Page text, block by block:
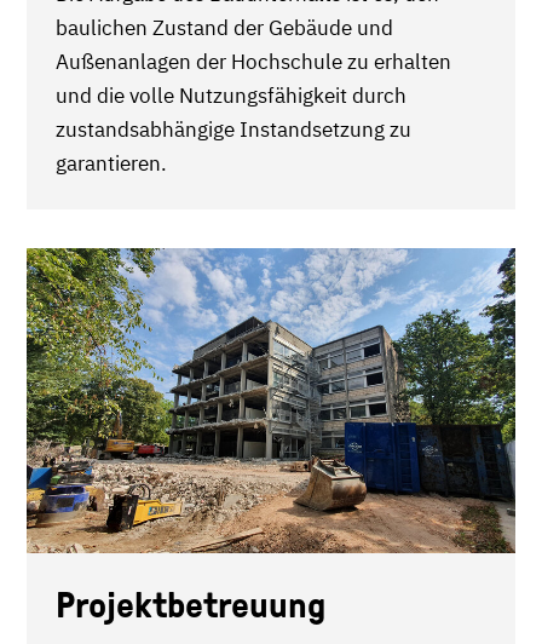
baulichen Zustand der Gebäude und
Außenanlagen der Hochschule zu erhalten
und die volle Nutzungsfähigkeit durch
zustandsabhängige Instandsetzung zu
garantieren.
Projektbetreuung